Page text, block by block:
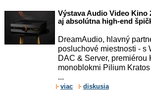
Výstava Audio Video Kino
aj absolútna high-end
DreamAudio, hlavný
posluchové miestnosti - s
DAC & Server, premiérou
monoblokmi Pilium
...
viac diskusia